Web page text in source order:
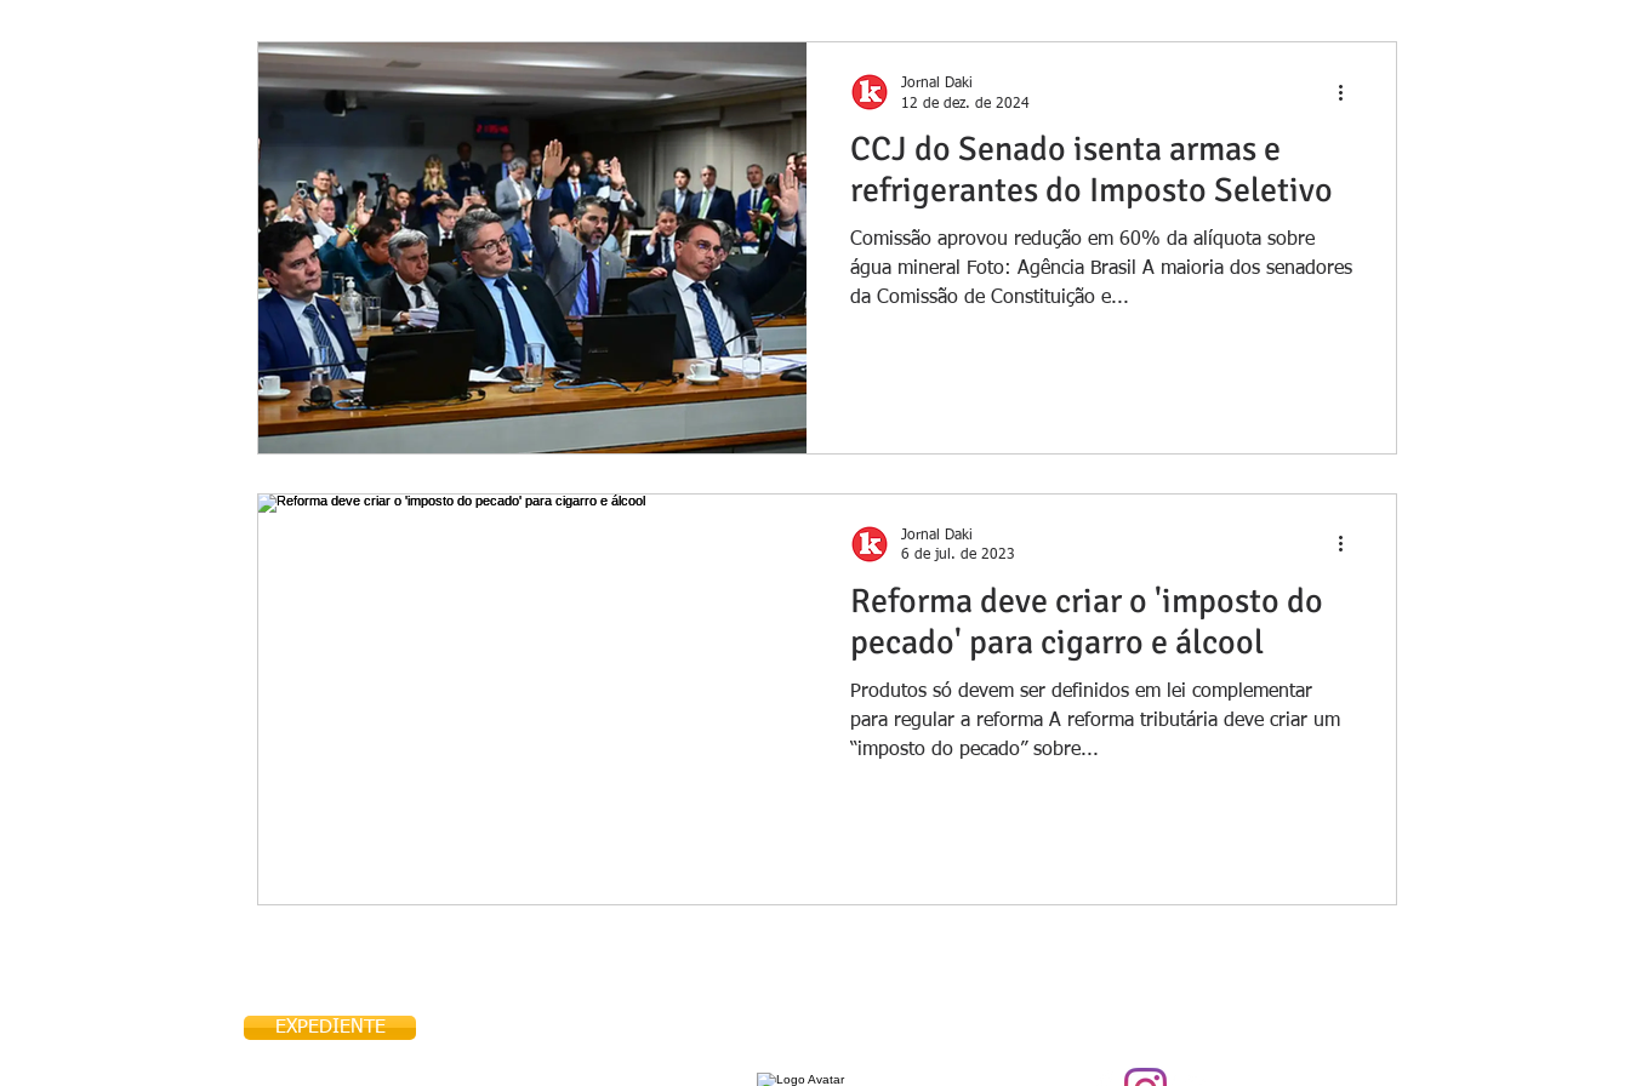
CCJ do Senado isenta armas e
refrigerantes do Imposto Seletivo
Comissão aprovou redução em 60% da alíquota sobre
água mineral Foto: Agência Brasil A maioria dos senadores
da Comissão de Constituição e...
Jornal Daki
12 de dez. de 2024
Reforma deve criar o 'imposto do
pecado' para cigarro e álcool
Produtos só devem ser definidos em lei complementar
para regular a reforma A reforma tributária deve criar um
“imposto do pecado” sobre...
Jornal Daki
6 de jul. de 2023
EXPEDIENTE